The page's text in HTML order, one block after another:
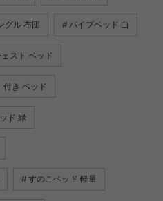
グル 布団 パイプベッド 白
スト ベッド
付き ベッド
ド 緑
すのこベッド 軽量